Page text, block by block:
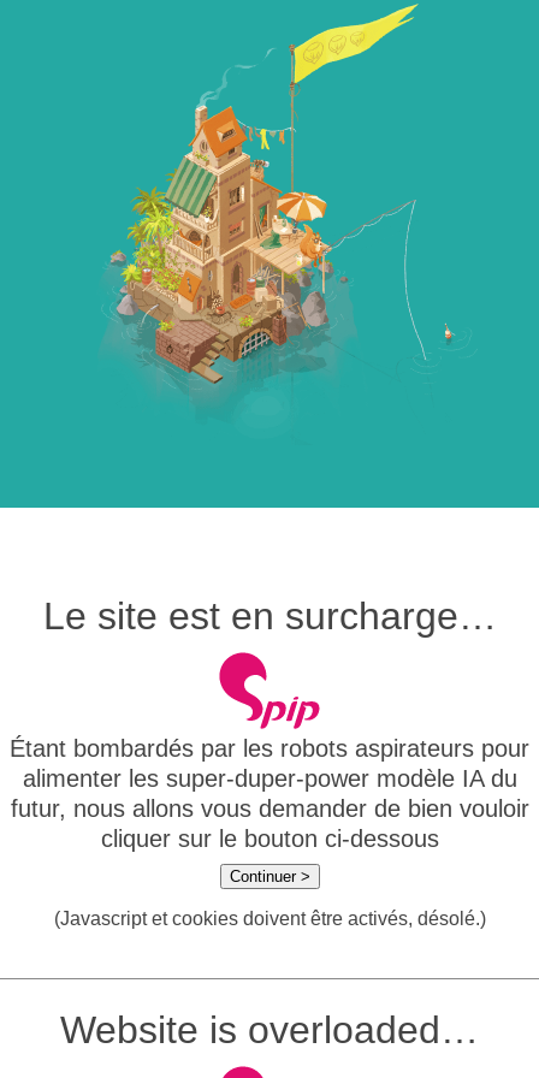
Le site est en surcharge…
Étant bombardés par les robots aspirateurs pour
alimenter les super-duper-power modèle IA du
futur, nous allons vous demander de bien vouloir
cliquer sur le bouton ci-dessous
Continuer >
(Javascript et cookies doivent être activés, désolé.)
Website is overloaded…